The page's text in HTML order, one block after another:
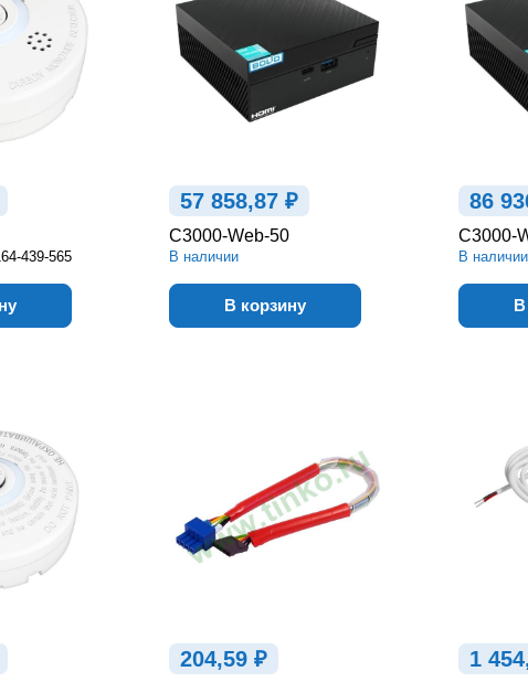
439-565
57 858,87 ₽
С3000-Web-50
В наличии
В корзину
86
С3000-
В наличии
В
204,59 ₽ 1